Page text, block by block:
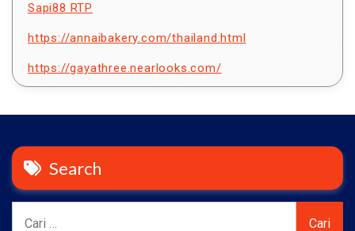
Sapi88 RTP
https://annaibakery.com/thailand.html
https://gayathree.nearlooks.com/
Search